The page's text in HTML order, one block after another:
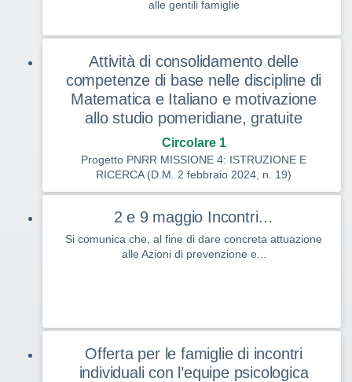
alle gentili famiglie
Attività di consolidamento delle
competenze di base nelle discipline di
Matematica e Italiano e motivazione
allo studio pomeridiane, gratuite
Circolare 1
Progetto PNRR MISSIONE 4: ISTRUZIONE E
RICERCA (D.M. 2 febbraio 2024, n. 19)
2 e 9 maggio Incontri…
Si comunica che, al fine di dare concreta attuazione
alle Azioni di prevenzione e...
Offerta per le famiglie di incontri
individuali con l’equipe psicologica